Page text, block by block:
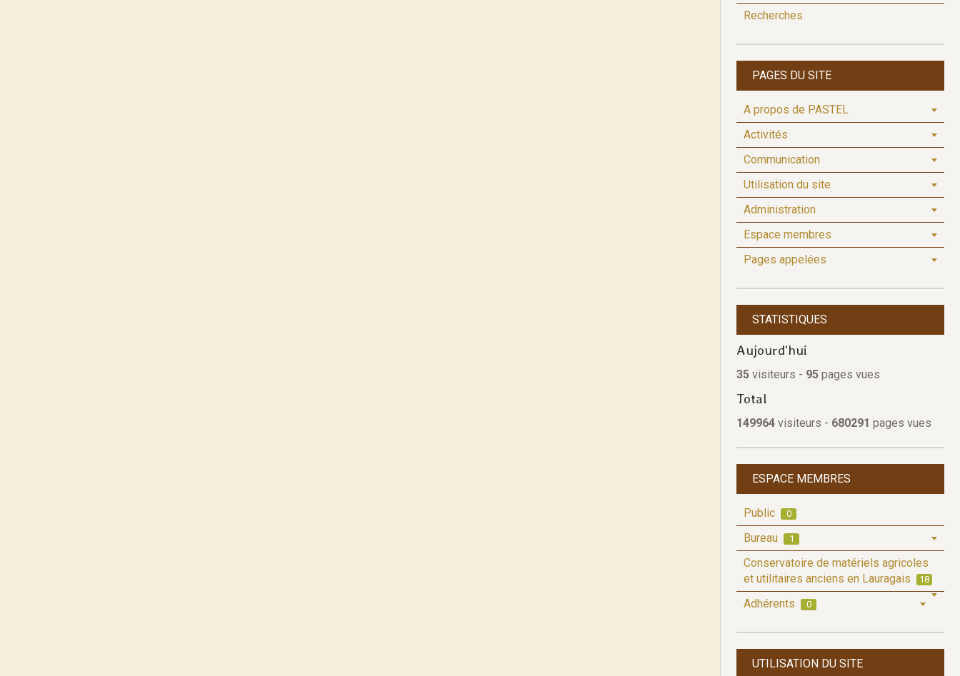
Recherches
PAGES DU SITE
A propos de PASTEL
Activités
Communication
Utilisation du site
Administration
Espace membres
Pages appelées
STATISTIQUES
Aujourd'hui
35 visiteurs - 95 pages vues
Total
149964 visiteurs - 680291 pages vues
ESPACE MEMBRES
Public 0
Bureau 1
Conservatoire de matériels agricoles
et utilitaires anciens en Lauragais
18
Adhérents 0
UTILISATION DU SITE